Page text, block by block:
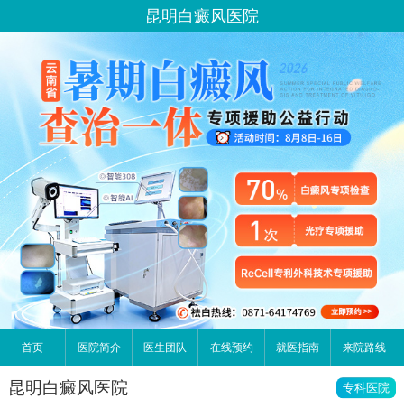
昆明白癜风医院
首页 医院简介 医生团队 在线预约 就医指南 来院路线
昆明白癜风医院 专科医院